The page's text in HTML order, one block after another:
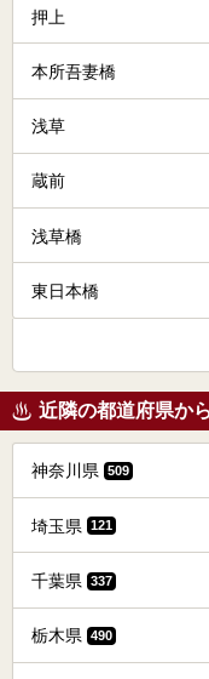
押上
本所吾妻橋
浅草
蔵前
浅草橋
東日本橋
近隣の都道府県か
神奈川県 509
埼玉県 121
千葉県 337
栃木県 490